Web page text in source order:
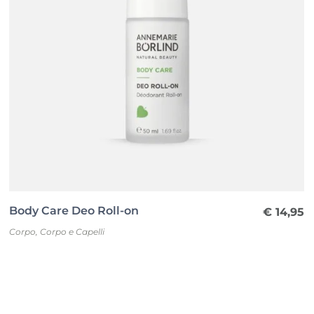
Body Care Deo Roll-on
Corpo,Corpo e Capelli
€ 14,95